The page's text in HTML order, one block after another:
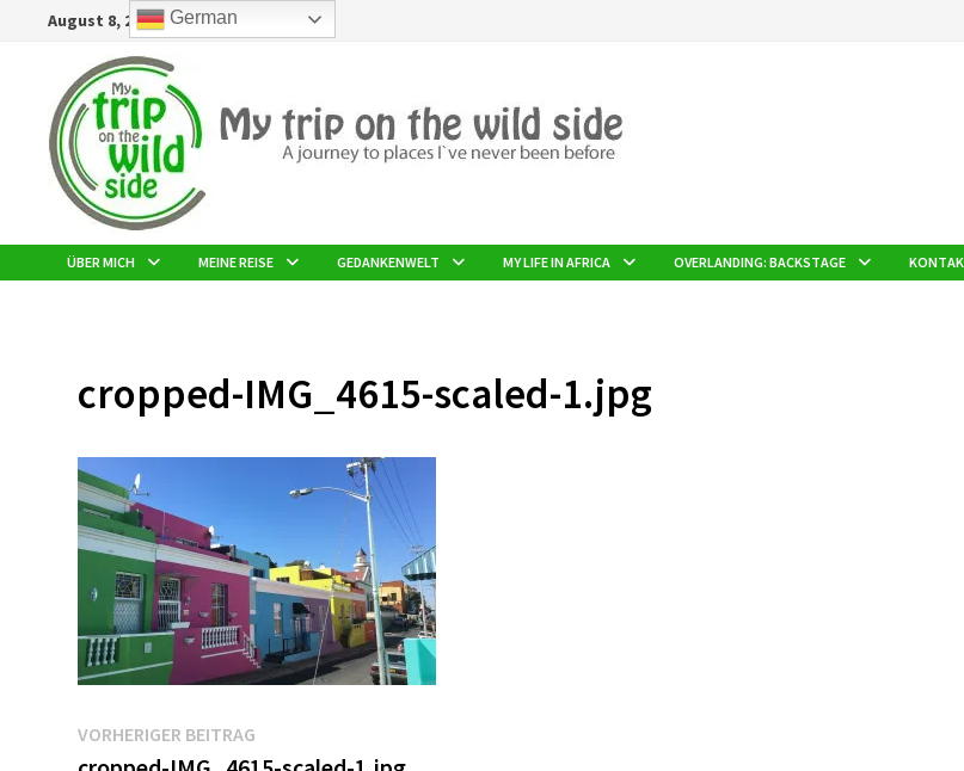
ZurückAugust 8, 2026
ÜBER MICH MEINE REISE GEDANKENWELT MY LIFE IN AFRICA OVERLANDING: BACKSTAGE
cropped-IMG_4615-scaled-1.jpg
Beitragsnavigation
VORHERIGER BEITRAG
Beitrag:
German